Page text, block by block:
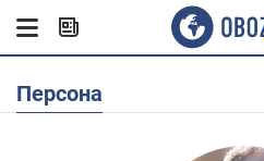
Персона